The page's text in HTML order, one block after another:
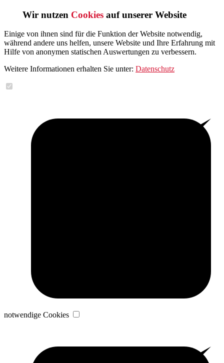
Wir nutzen Cookies auf unserer Website
Einige von ihnen sind für die Funktion der Website notwendig,
während andere uns helfen, unsere Website und Ihre Erfahrung mit
Hilfe von anonymen statischen Auswertungen zu verbessern.
Weitere Informationen erhalten Sie unter: Datenschutz
notwendige Cookies